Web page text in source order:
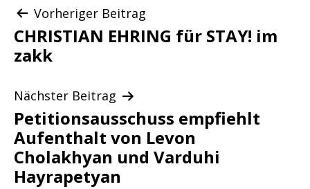
Beitragsnavigation
Vorheriger Beitrag
CHRISTIAN EHRING für STAY! im
zakk
Nächster Beitrag
Petitionsausschuss empfiehlt
Aufenthalt von Levon
Cholakhyan und Varduhi
Hayrapetyan